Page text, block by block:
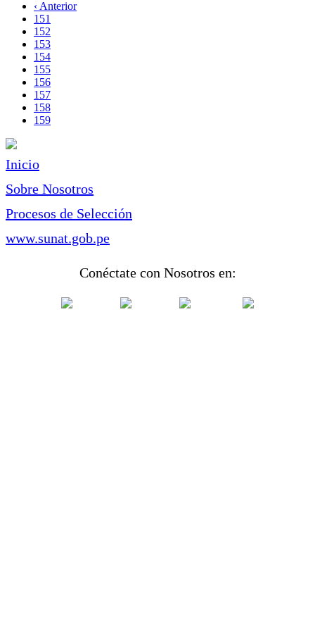
Paginación
página
Página
anterior
‹ Anterior
Page
151
Page
152
Page
153
Page
154
Page
155
Page
156
Page
157
Page
158
Página
159
Inicio
Sobre Nosotros
Procesos de Selección
www.sunat.gob.pe
Conéctate con Nosotros en: